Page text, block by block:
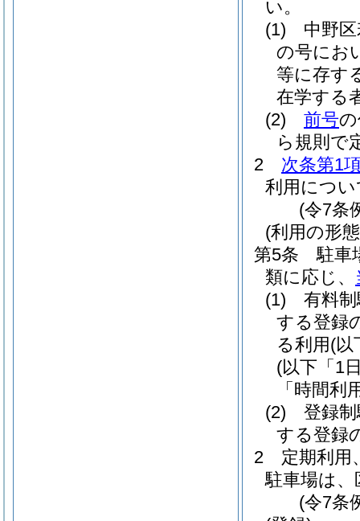
い。
(1)
中野
の号にお
等に存す
在学する
(2)
前号
ら規則で
2
次条第1
利用につ
(令7条
(利用の形
第5条
駐車
類に応じ、
(1)
有料
する登録
る利用 (以
(以下「1
「時間利
(2)
登録
する登録
2
定期利用
駐車場は
(令7条